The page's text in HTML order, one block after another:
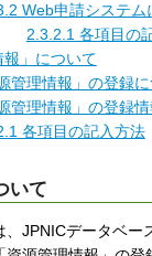
Web申請システム
2.3.2.1 各項目の
」について
管理情報」の登録
管理情報」の登録
各項目の記入方法
いて
JPNICデータベー